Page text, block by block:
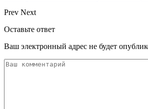
Prev Next
Оставьте ответ
Ваш электронный адрес не будет